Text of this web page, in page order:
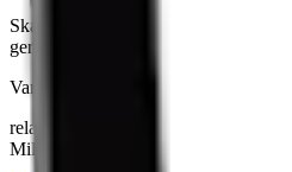
Skapad av Klint och tillverkad av
ger en snabb och ihållande
Varje prilla levererar 8,4 milligram
relaterade produkter
Mild